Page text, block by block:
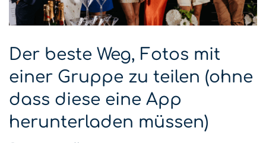
Der beste Weg, Fotos mit
einer Gruppe zu teilen (ohne
dass diese eine App
herunterladen müssen)